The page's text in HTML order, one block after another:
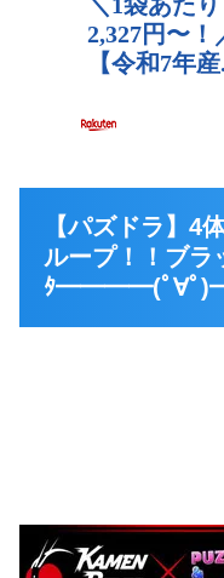
【パズドラ】4
ループ！！ブラ
ﾀ━━━━(ﾟ∀ﾟ